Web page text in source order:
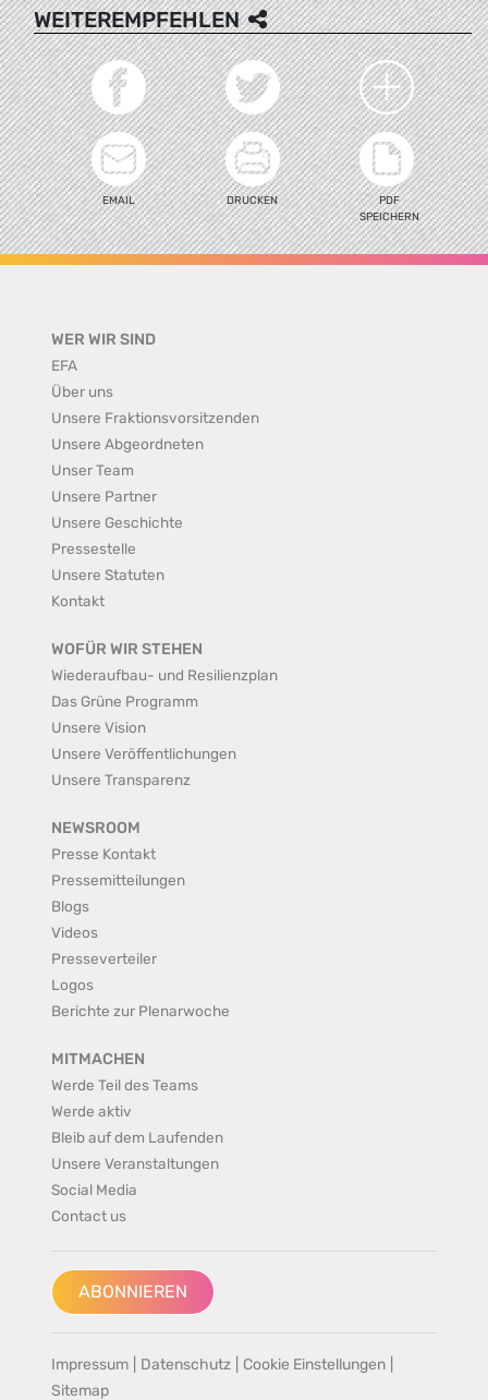
WEITEREMPFEHLEN
EMAIL DRUCKEN
PDF
SPEICHERN
WER WIR SIND
EFA
Über uns
Unsere Fraktionsvorsitzenden
Unsere Abgeordneten
Unser Team
Unsere Partner
Unsere Geschichte
Pressestelle
Unsere Statuten
Kontakt
WOFÜR WIR STEHEN
Wiederaufbau- und Resilienzplan
Das Grüne Programm
Unsere Vision
Unsere Veröffentlichungen
Unsere Transparenz
NEWSROOM
Presse Kontakt
Pressemitteilungen
Blogs
Videos
Presseverteiler
Logos
Berichte zur Plenarwoche
MITMACHEN
Werde Teil des Teams
Werde aktiv
Bleib auf dem Laufenden
Unsere Veranstaltungen
Social Media
Contact us
ABONNIEREN
Impressum Datenschutz Cookie Einstellungen
Sitemap